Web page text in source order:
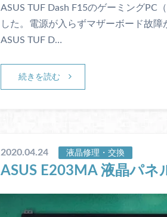
ASUS TUF Dash F15のゲーミングPC
した。電源が入らずマザーボード故
ASUS TUF D…
続きを読む
2020.04.24 液晶修理・交換
ASUS E203MA 液晶パネ